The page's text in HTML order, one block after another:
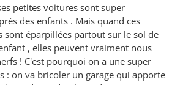
petites voitures sont super
des enfants . Mais quand ces
sont éparpillées partout sur le sol de
, elles peuvent vraiment nous
! C'est pourquoi on a une super
: on va bricoler un garage qui apporte